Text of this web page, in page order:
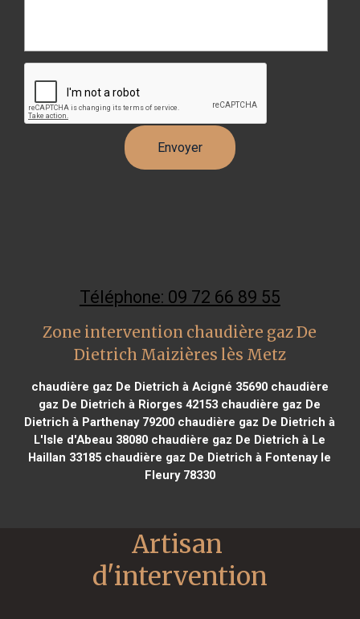
Téléphone: 09 72 66 89 55
Zone intervention chaudière gaz De
Dietrich Maizières lès Metz
chaudière gaz De Dietrich à Acigné 35690chaudière
gaz De Dietrich à Riorges 42153 chaudière gaz De
Dietrich à Parthenay 79200 chaudière gaz De Dietrich à
L'Isle d'Abeau 38080 chaudière gaz De Dietrich à Le
Haillan 33185 chaudière gaz De Dietrich à Fontenay le
Fleury 78330
Artisan
d'intervention